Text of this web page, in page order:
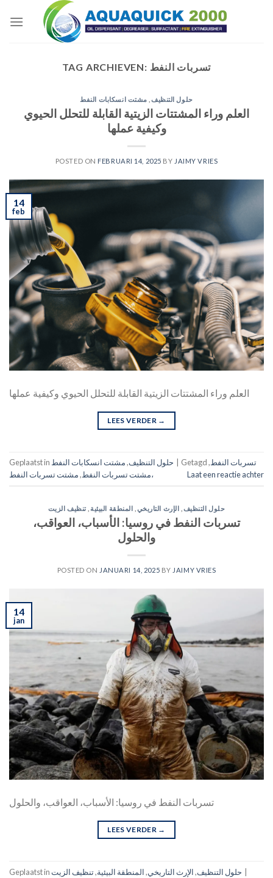
TAG ARCHIEVEN: تسربات النفط
حلول التنظيف, مشتت انسكابات النفط
العلم وراء المشتتات الزيتية القابلة للتحلل الحيوي
وكيفية عملها
POSTED ON FEBRUARI 14, 2025 BY JAIMY VRIES
14
feb
العلم وراء المشتتات الزيتية القابلة للتحلل الحيوي وكيفية عملها
LEES VERDER →
Geplaatst in حلول التنظيف,مشتت انسكابات النفط Getagd تسربات النفط,
مشتت تسربات النفط, مشتت تسربات النفط، Laat een reactie achter
حلول التنظيف الإرث التاريخي المنطقة البيئية, تنظيف الزيت
تسربات النفط في روسيا: الأسباب، العواقب،
والحلول
POSTED ON JANUARI 14, 2025 BY JAIMY VRIES
14
jan
تسربات النفط في روسيا: الأسباب، العواقب، والحلول
LEES VERDER →
Geplaatst in حلول التنظيف,الإرث التاريخي,المنطقة البيئية,تنظيف الزيت